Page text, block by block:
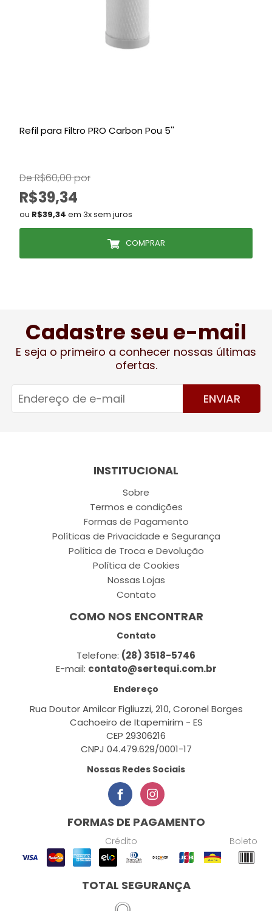
Refil para Filtro PRO Carbon Pou 5''
De R$60,00 por
R$39,34
ou R$39,34 em 3x sem juros
COMPRAR
Cadastre seu e-mail
E seja o primeiro a conhecer nossas últimas
ofertas.
ENVIAR
INSTITUCIONAL
Sobre
Termos e condições
Formas de Pagamento
Políticas de Privacidade e Segurança
Política de Troca e Devolução
Política de Cookies
Nossas Lojas
Contato
COMO NOS ENCONTRAR
Contato
Telefone: (28) 3518-5746
E-mail: contato@sertequi.com.br
Endereço
Rua Doutor Amilcar Figliuzzi, 210, Coronel Borges
Cachoeiro de Itapemirim - ES
CEP 29306216
CNPJ 04.479.629/0001-17
Nossas Redes Sociais
FORMAS DE PAGAMENTO
Crédito Boleto
TOTAL SEGURANÇA